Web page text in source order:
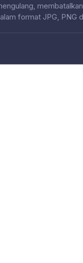
format JPG, PNG